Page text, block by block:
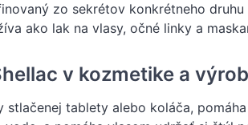
zo sekrétov konkrétneho
ako lak na vlasy, očné linky a
v kozmetike a
stlačenej tablety alebo koláča,